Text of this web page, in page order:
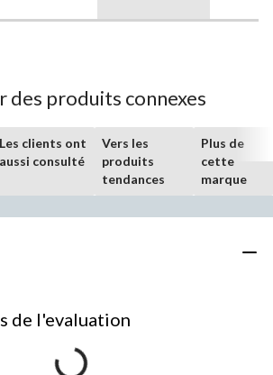
des produits connexes
Les clients ont
aussi consulté
Vers les
produits
tendances
Plus de
cette
marque
de l'evaluation